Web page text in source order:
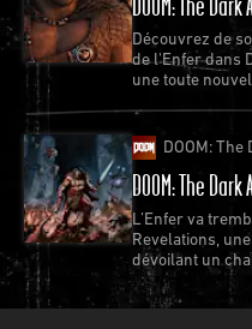
“Beaucoup de gens qui
le poste le plus
Donna. “
Tu es la
rire. “Je ne fais rien qui
moi, dans le sud, on est
les gens !”
Découvrez de
de l'Enfer dans
une toute
DOOM: The
DOOM: The
L’Enfer va
Revelations,
dévoilant un